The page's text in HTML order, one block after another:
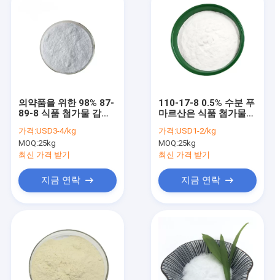
의약품을 위한 98% 87-
89-8 식품 첨가물 감미
당
가격:USD3-4/kg
MOQ:25kg
최신 가격 받기
지금 연락
110-17-8 0.5% 수분 푸
마르산은 식품 첨가물
만듭니다
가격:USD1-2/kg
MOQ:25kg
최신 가격 받기
지금 연락